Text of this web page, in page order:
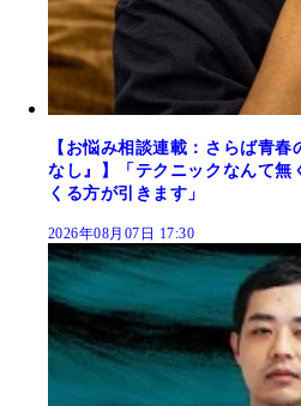
【お悩み相談連載：さらば青
なし』】「テクニックなんて無
くる方が引きます」
2026年08月07日 17:30